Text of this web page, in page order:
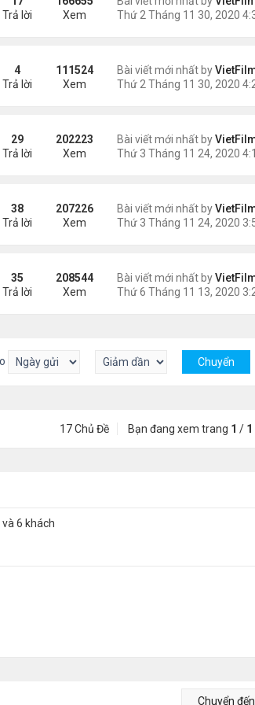
Trả lời
Xem
Bài viết mới nhất by
4
Trả lời
111524
Xem
Bài viết mới nhất by
29
Trả lời
202223
Xem
Bài viết mới nhất by
38
Trả lời
207226
Xem
Bài viết mới nhất by
35
Trả lời
208544
Xem
17 Chủ Đề Bạn đang xem trang 1 / 1
6 khách
Chuyển đến